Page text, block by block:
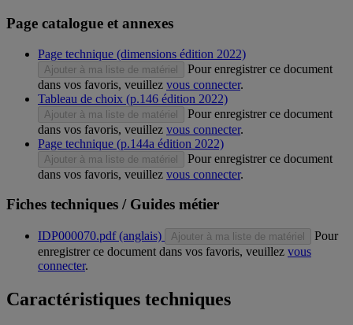
Page catalogue et annexes
Page technique (dimensions édition 2022)
Ajouter à ma liste de matériel
Pour enregistrer ce document
dans vos favoris, veuillez vous connecter.
Tableau de choix (p.146 édition 2022)
Ajouter à ma liste de matériel
Pour enregistrer ce document
dans vos favoris, veuillez vous connecter.
Page technique (p.144a édition 2022)
Ajouter à ma liste de matériel
Pour enregistrer ce document
dans vos favoris, veuillez vous connecter.
Fiches techniques / Guides métier
IDP000070.pdf (anglais) Ajouter à ma liste de matériel
Pour
enregistrer ce document dans vos favoris, veuillez vous
connecter.
Caractéristiques techniques